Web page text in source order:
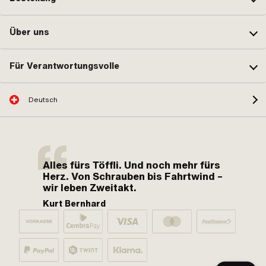
Über uns
Für Verantwortungsvolle
Deutsch
Alles fürs Töffli. Und noch mehr fürs
Herz. Von Schrauben bis Fahrtwind –
wir leben Zweitakt.
Kurt Bernhard